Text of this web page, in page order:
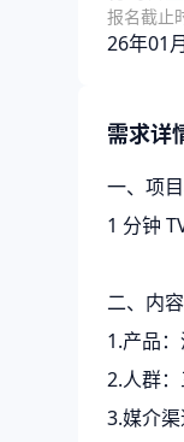
报名截止
26年01
需求详
一、项目
1 分钟
二、内容
1.产品：
2.人群
3.媒介渠